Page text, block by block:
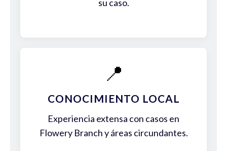
su caso.
📍
CONOCIMIENTO LOCAL
Experiencia extensa con casos en
Flowery Branch y áreas circundantes.